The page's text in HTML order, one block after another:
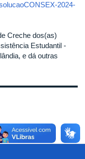
2024-
Creche dos(as)
Estudantil -
e dá outras